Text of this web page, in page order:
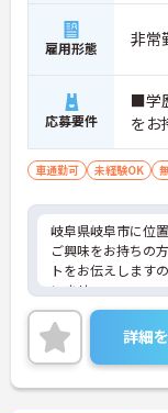
雇用形態 非常
応募要件
■学
をお
車通勤可 未経験OK
岐阜県岐阜市に位
ご興味をお持ちの
トをお伝えします
いませ。
詳細